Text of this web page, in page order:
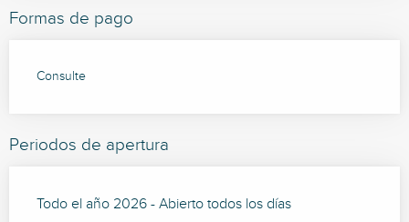
Formas de pago
Consulte
Periodos de apertura
Todo el año 2026 - Abierto todos los días